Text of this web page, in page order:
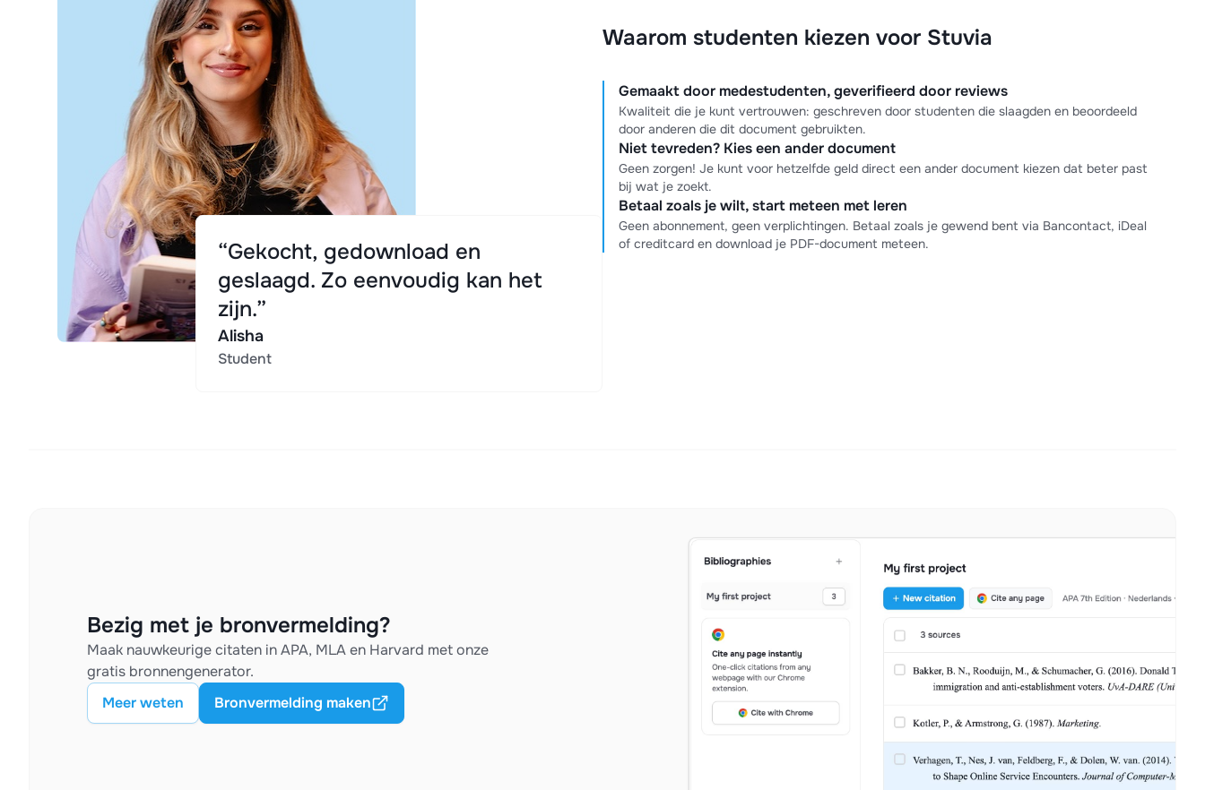
Waarom studenten kiezen voor Stuvia
Gemaakt door medestudenten, geverifieerd door reviews
Kwaliteit die je kunt vertrouwen: geschreven door studenten die slaagden en beoordeeld
door anderen die dit document gebruikten.
Niet tevreden? Kies een ander document
Geen zorgen! Je kunt voor hetzelfde geld direct een ander document kiezen dat beter past
bij wat je zoekt.
Betaal zoals je wilt, start meteen met leren
Geen abonnement, geen verplichtingen. Betaal zoals je gewend bent via Bancontact, iDeal
of creditcard en download je PDF-document meteen.
“Gekocht, gedownload en
geslaagd. Zo eenvoudig kan het
zijn.”
Alisha
Student
Bezig met je bronvermelding?
Maak nauwkeurige citaten in APA, MLA en Harvard met onze
gratis bronnengenerator.
Meer weten
Bronvermelding maken